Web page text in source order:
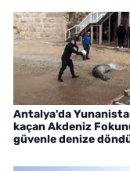
Antalya'da
kaçan Akdeniz
güvenle denize